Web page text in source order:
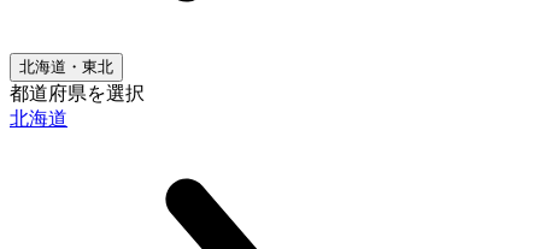
北海道・東北
都道府県を選択
北海道